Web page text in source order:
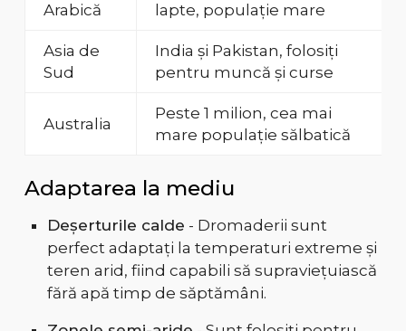
Arabică
lapte, populație mare
Asia de
Sud
India și Pakistan, folosiți
pentru muncă și curse
Australia
Peste 1 milion, cea mai
mare populație sălbatică
Adaptarea la mediu
Deșerturile calde - Dromaderii sunt
perfect adaptați la temperaturi extreme și
teren arid, fiind capabili să supraviețuiască
fără apă timp de săptămâni.